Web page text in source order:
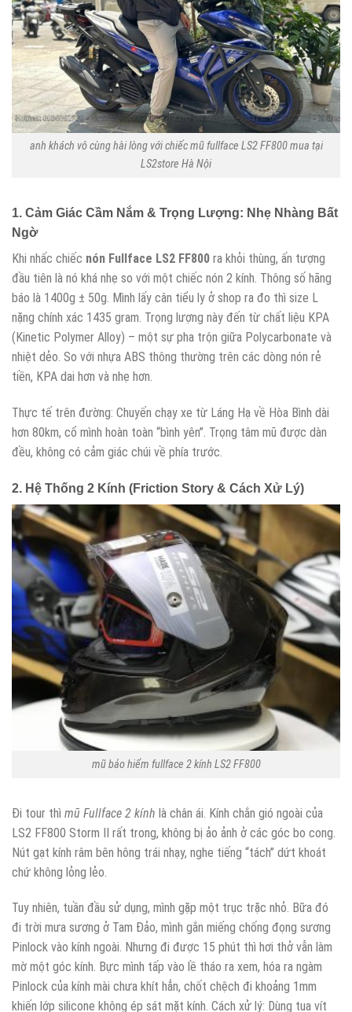
anh khách vô cùng hài lòng với chiếc mũ fullface LS2 FF800 mua tại
LS2store Hà Nội
1. Cảm Giác Cầm Nắm & Trọng Lượng: Nhẹ Nhàng Bất
Ngờ
Khi nhấc chiếc nón Fullface LS2 FF800 ra khỏi thùng, ấn tượng
đầu tiên là nó khá nhẹ so với một chiếc nón 2 kính. Thông số hãng
báo là 1400g ± 50g. Mình lấy cân tiểu ly ở shop ra đo thì size L
nặng chính xác 1435 gram. Trọng lượng này đến từ chất liệu KPA
(Kinetic Polymer Alloy) – một sự pha trộn giữa Polycarbonate và
nhiệt dẻo. So với nhựa ABS thông thường trên các dòng nón rẻ
tiền, KPA dai hơn và nhẹ hơn.
Thực tế trên đường: Chuyến chạy xe từ Láng Hạ về Hòa Bình dài
hơn 80km, cổ mình hoàn toàn “bình yên”. Trọng tâm mũ được dàn
đều, không có cảm giác chúi về phía trước.
2. Hệ Thống 2 Kính (Friction Story & Cách Xử Lý)
mũ bảo hiểm fullface 2 kính LS2 FF800
Đi tour thì mũ Fullface 2 kính là chân ái. Kính chắn gió ngoài của
LS2 FF800 Storm II rất trong, không bị ảo ảnh ở các góc bo cong.
Nút gạt kính râm bên hông trái nhạy, nghe tiếng “tách” dứt khoát
chứ không lỏng lẻo.
Tuy nhiên, tuần đầu sử dụng, mình gặp một trục trặc nhỏ. Bữa đó
đi trời mưa sương ở Tam Đảo, mình gắn miếng chống đọng sương
Pinlock vào kính ngoài. Nhưng đi được 15 phút thì hơi thở vẫn làm
mờ một góc kính. Bực mình tấp vào lề tháo ra xem, hóa ra ngàm
Pinlock của kính mài chưa khít hẳn, chốt chệch đi khoảng 1mm
khiến lớp silicone không ép sát mặt kính. Cách xử lý: Dùng tua vít